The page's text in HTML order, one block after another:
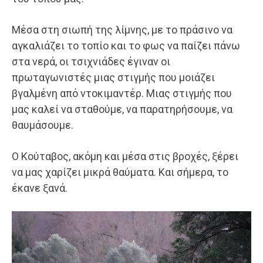
Μέσα στη σιωπή της λίμνης, με το πράσινο να
αγκαλιάζει το τοπίο και το φως να παίζει πάνω
στα νερά, οι τσιχνιάδες έγιναν οι
πρωταγωνιστές μιας στιγμής που μοιάζει
βγαλμένη από ντοκιμαντέρ. Μιας στιγμής που
μας καλεί να σταθούμε, να παρατηρήσουμε, να
θαυμάσουμε.
Ο Κούταβος, ακόμη και μέσα στις βροχές, ξέρει
να μας χαρίζει μικρά θαύματα. Και σήμερα, το
έκανε ξανά.